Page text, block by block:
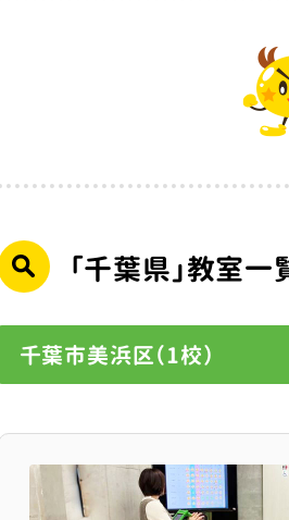
「千葉県」教室一
千葉市美浜区（1校）